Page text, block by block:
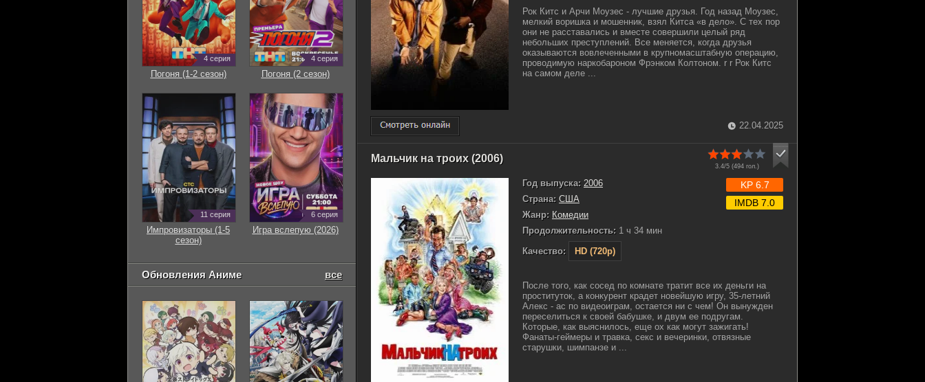
Рок Китс и Арчи Моузес - лучшие друзья. Год назад Моузес,
мелкий воришка и мошенник, взял Китса «в дело». С тех пор
они не расставались и вместе совершили целый ряд
небольших преступлений. Все меняется, когда друзья
оказываются вовлеченными в крупномасштабную операцию,
проводимую наркобароном Фрэнком Колтоном. r r Рок Китс
на самом деле ...
22.04.2025
Мальчик на троих (2006)
3.4/5 (494гол.)
Год выпуска: 2006
Страна: США
Жанр: Комедии
Продолжительность: 1 ч 34 мин
Качество:
HD (720p)
KP 6.7
IMDB 7.0
После того, как сосед по комнате тратит все их деньги на
проституток, а конкурент крадет новейшую игру, 35-летний
Алекс - ас по видеоиграм, остается ни с чем! Он вынужден
переселиться к своей бабушке, и двум ее подругам.
Которые, как выяснилось, еще ох как могут зажигать!
Фанаты-геймеры и травка, секс и вечеринки, отвязные
старушки, шимпанзе и ...
4 серия
Погоня (1-2 сезон)
4 серия
Погоня (2 сезон)
11 серия
Импровизаторы (1-5
сезон)
6 серия
Игра вслепую (2026)
Обновления Аниме все